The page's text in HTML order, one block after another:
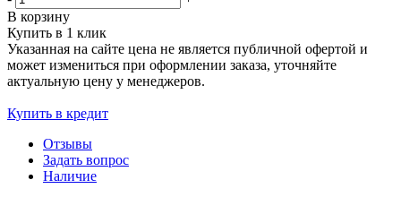
В корзину
Купить в 1 клик
Указанная на сайте цена не является публичной офертой и
может измениться при оформлении заказа, уточняйте
актуальную цену у менеджеров.
Купить в кредит
Отзывы
Задать вопрос
Наличие